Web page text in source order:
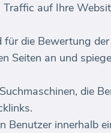
auf Ihre
die Bewertung
Seiten an und
die
innerhalb